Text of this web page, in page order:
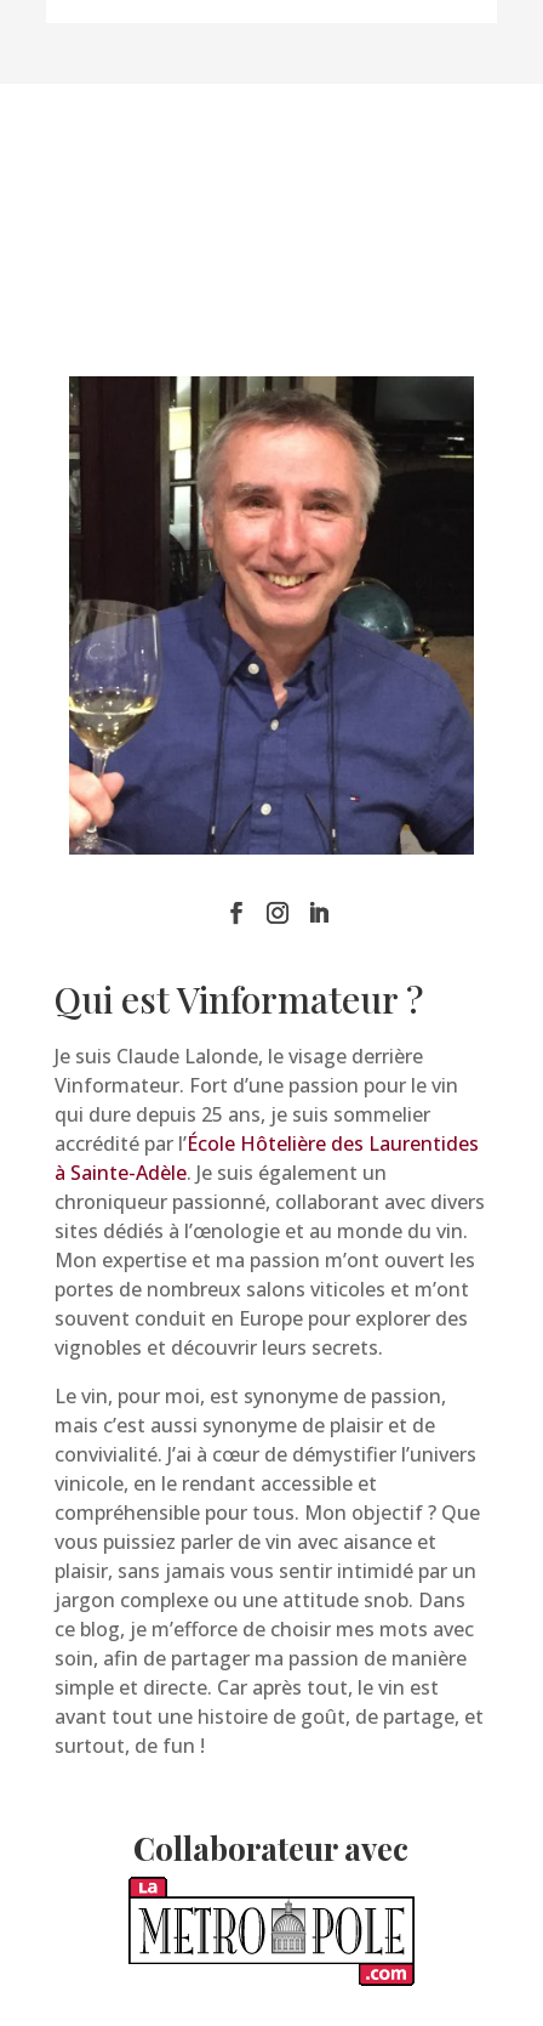
Qui est Vinformateur ?
Je suis Claude Lalonde, le visage derrière
Vinformateur. Fort d’une passion pour le vin
qui dure depuis 25 ans, je suis sommelier
accrédité par l’École Hôtelière des Laurentides
à Sainte-Adèle. Je suis également un
chroniqueur passionné, collaborant avec divers
sites dédiés à l’œnologie et au monde du vin.
Mon expertise et ma passion m’ont ouvert les
portes de nombreux salons viticoles et m’ont
souvent conduit en Europe pour explorer des
vignobles et découvrir leurs secrets.
Le vin, pour moi, est synonyme de passion,
mais c’est aussi synonyme de plaisir et de
convivialité. J’ai à cœur de démystifier l’univers
vinicole, en le rendant accessible et
compréhensible pour tous. Mon objectif ? Que
vous puissiez parler de vin avec aisance et
plaisir, sans jamais vous sentir intimidé par un
jargon complexe ou une attitude snob. Dans
ce blog, je m’efforce de choisir mes mots avec
soin, afin de partager ma passion de manière
simple et directe. Car après tout, le vin est
avant tout une histoire de goût, de partage, et
surtout, de fun !
Collaborateur avec